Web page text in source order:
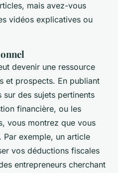
mais avez-vous
vidéos explicatives ou
devenir une ressource
et prospects. En publiant
des sujets pertinents
financière, ou les
vous montrez que vous
exemple, un article
vos déductions fiscales
entrepreneurs cherchant